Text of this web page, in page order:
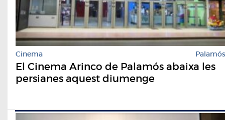
Cinema Palamós
El Cinema Arinco de Palamós abaixa les
persianes aquest diumenge